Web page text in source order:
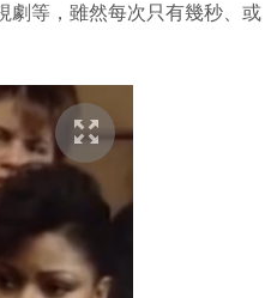
劇等，雖然每次只有幾秒、或